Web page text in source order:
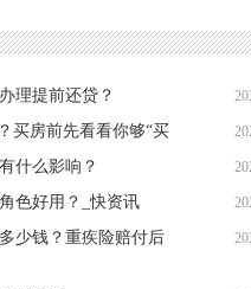
理提前还贷？
买房前先看看你够“买
什么影响？
色好用？_快资讯
少钱？重疾险赔付后